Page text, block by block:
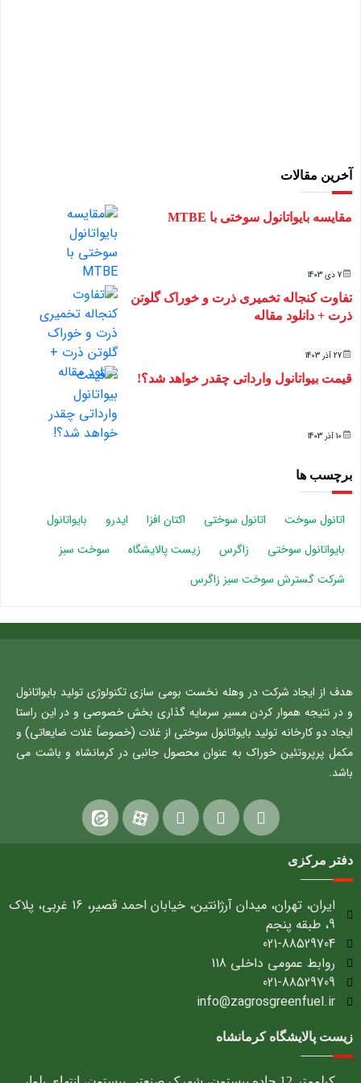
آخرین مقالات
مقایسه بایواتانول سوختی با MTBE
7 دی 1403
تفاوت کنجاله تخمیری ذرت و خوراک گلوتن
ذرت + دانلود مقاله
27 آذر 1403
قیمت بیواتانول وارداتی چقدر خواهد شد؟!
10 آذر 1403
برچسب ها
اتانول سوخت اتانول سوختی اکتان افزا ایدرو
بایواتانول
بایواتانول سوختی
زاگرس زیست پالایشگاه
سوخت سبز
شرکت گسترش سوخت سبز زاگرس
هدف از ایجاد شرکت در وهله نخست بومی سازی تکنولوژی تولید بایواتانول
و در نتیجه هموار کردن مسیر سرمایه گذاری بخش خصوصی و در این راستا
ایجاد دو کارخانه تولید بایواتانول سوختی از غلات (خصوصاً غلات ضایعاتی) و
مکمل پرپروتئین خوراک به عنوان محصول جانبی در کرمانشاه و باشت می
باشد.
دفتر مرکزی
ایران، تهران، میدان آرژانتین، خیابان احمد قصیر، 16 غربی، پلاک
9، طبقه پنجم
021-88529704
روابط عمومی داخلی 118
021-88529709
info@zagrosgreenfuel.ir​
زیست پالایشگاه کرمانشاه